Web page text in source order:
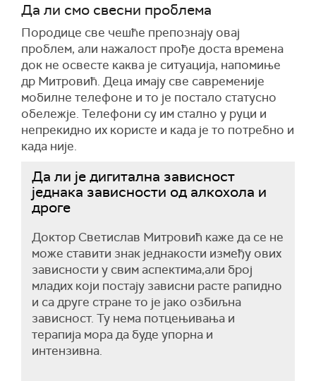
Да ли смо свесни проблема
Породице све чешће препознају овај
проблем, али нажалост прође доста времена
док не освесте каква је ситуација, напомиње
др Митровић. Деца имају све савременије
мобилне телефоне и то је постало статусно
обележје. Телефони су им стално у руци и
непрекидно их користе и када је то потребно и
када није.
Да ли је дигитална зависност
једнака зависности од алкохола и
дроге
Доктор Светислав Митровић каже да се не
може ставити знак једнакости између ових
зависности у свим аспектима,али број
младих који постају зависни расте рапидно
и са друге стране то је јако озбиљна
зависност. Ту нема потцењивања и
терапија мора да буде упорна и
интензивна.